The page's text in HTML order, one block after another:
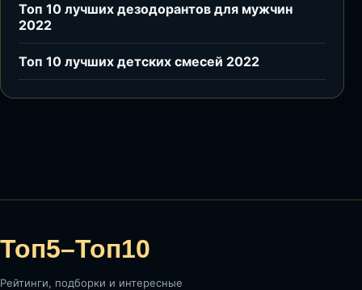
Топ 10 лучших дезодорантов для мужчин
2022
Топ 10 лучших детских смесей 2022
Топ5–Топ10
Рейтинги, подборки и интересные